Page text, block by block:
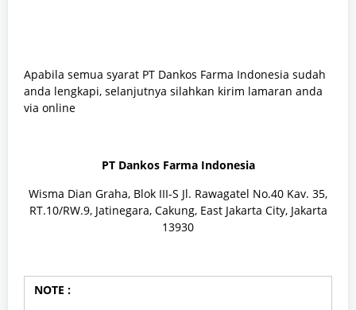
Apabila semua syarat PT Dankos Farma Indonesia sudah
anda lengkapi, selanjutnya silahkan kirim lamaran anda
via online
PT Dankos Farma Indonesia
Wisma Dian Graha, Blok III-S Jl. Rawagatel No.40 Kav. 35,
RT.10/RW.9, Jatinegara, Cakung, East Jakarta City, Jakarta
13930
NOTE :